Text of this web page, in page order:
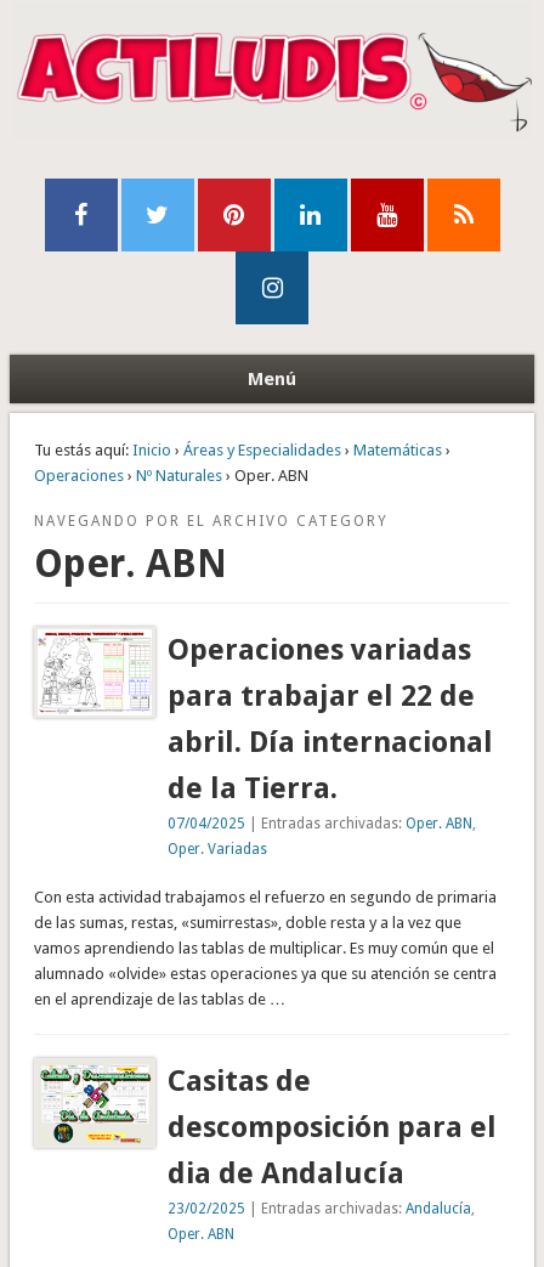
Menú
Tu estás aquí: Inicio › Áreas y Especialidades› Matemáticas›
Operaciones› Nº Naturales› Oper. ABN
NAVEGANDO POR EL ARCHIVO CATEGORY
Oper. ABN
Operaciones variadas
para trabajar el 22 de
abril. Día internacional
de la Tierra.
07/04/2025 | Entradas archivadas:Oper. ABN
Oper. Variadas
Con esta actividad trabajamos el refuerzo en segundo de primaria
de las sumas, restas, «sumirrestas», doble resta y a la vez que
vamos aprendiendo las tablas de multiplicar. Es muy común que el
alumnado «olvide» estas operaciones ya que su atención se centra
en el aprendizaje de las tablas de …
Casitas de
descomposición para el
dia de Andalucía
23/02/2025 | Entradas archivadas:Andalucía
Oper. ABN